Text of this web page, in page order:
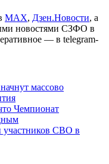
МАХ, Дзен.Новости, а
новостями СЗФО в
— в telegram-
массово
Чемпионат
участников СВО в